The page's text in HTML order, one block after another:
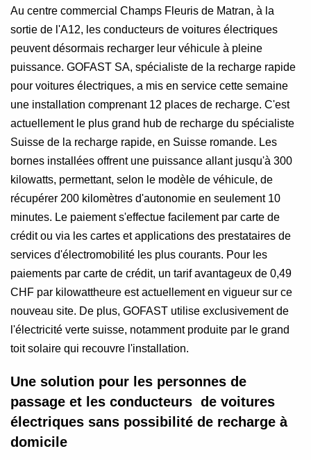
Au centre commercial Champs Fleuris de Matran, à la
sortie de l'A12, les conducteurs de voitures électriques
peuvent désormais recharger leur véhicule à pleine
puissance. GOFAST SA, spécialiste de la recharge rapide
pour voitures électriques, a mis en service cette semaine
une installation comprenant 12 places de recharge. C'est
actuellement le plus grand hub de recharge du spécialiste
Suisse de la recharge rapide, en Suisse romande. Les
bornes installées offrent une puissance allant jusqu'à 300
kilowatts, permettant, selon le modèle de véhicule, de
récupérer 200 kilomètres d'autonomie en seulement 10
minutes. Le paiement s'effectue facilement par carte de
crédit ou via les cartes et applications des prestataires de
services d'électromobilité les plus courants. Pour les
paiements par carte de crédit, un tarif avantageux de 0,49
CHF par kilowattheure est actuellement en vigueur sur ce
nouveau site. De plus, GOFAST utilise exclusivement de
l'électricité verte suisse, notamment produite par le grand
toit solaire qui recouvre l'installation.
Une solution pour les personnes de
passage et les conducteurs de voitures
électriques sans possibilité de recharge à
domicile